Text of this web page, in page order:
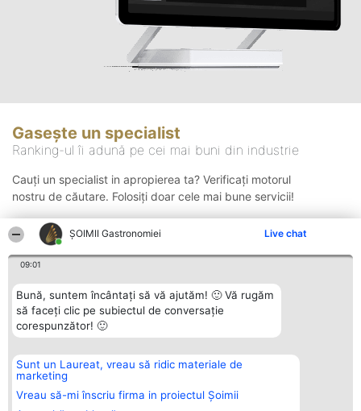
ȘOIMII Gastronomiei Live chat
09:01
Bună, suntem încântați să vă ajutăm! 🙂 Vă rugăm
să faceți clic pe subiectul de conversație
corespunzător! 🙂
Sunt un Laureat, vreau să ridic materiale de
marketing
Vreau să-mi înscriu firma in proiectul Șoimii
Gasește un specialist
Ranking-ul îi adună pe cei mai buni din industrie
Cauți un specialist in apropierea ta? Verificați motorul
nostru de căutare. Folosiți doar cele mai bune servicii!
Organizator Ranking
BRIGHT SOLUTIONS BR SRL
Aleea Timisul De Sus 2 Bl. A30
Sc. A Et. 4 Ap. 13 Cod 061952
Plebiscyt
Lista Tuturor
Laureaților
Contact